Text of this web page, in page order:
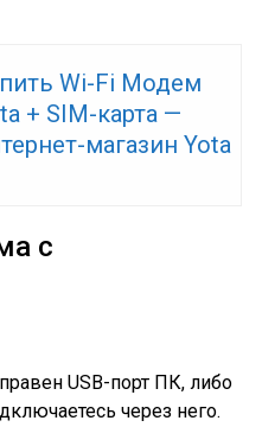
Wi-Fi Модем
+ SIM-карта —
магазин Yota
с
USB-порт ПК, либо
через него.